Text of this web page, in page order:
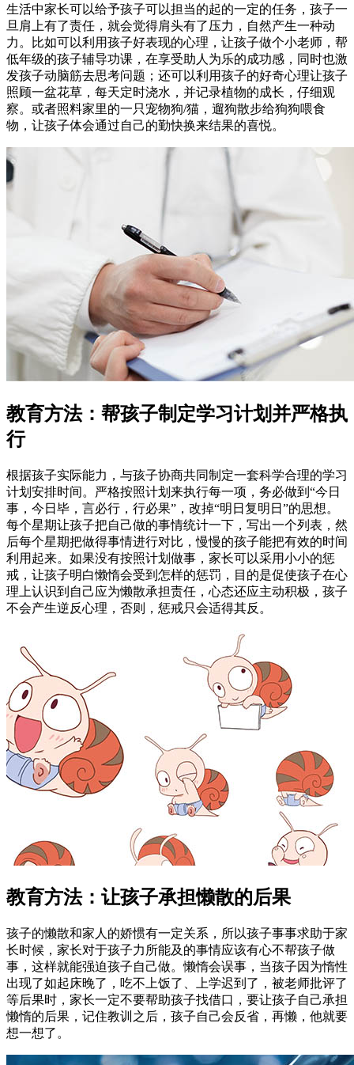
生活中家长可以给予孩子可以担当的起的一定的任务，孩子一
旦肩上有了责任，就会觉得肩头有了压力，自然产生一种动
力。比如可以利用孩子好表现的心理，让孩子做个小老师，帮
低年级的孩子辅导功课，在享受助人为乐的成功感，同时也激
发孩子动脑筋去思考问题；还可以利用孩子的好奇心理让孩子
照顾一盆花草，每天定时浇水，并记录植物的成长，仔细观
察。或者照料家里的一只宠物狗/猫，遛狗散步给狗狗喂食
物，让孩子体会通过自己的勤快换来结果的喜悦。
教育方法：帮孩子制定学习计划并严格执
行
根据孩子实际能力，与孩子协商共同制定一套科学合理的学习
计划安排时间。严格按照计划来执行每一项，务必做到“今日
事，今日毕，言必行，行必果”，改掉“明日复明日”的思想。
每个星期让孩子把自己做的事情统计一下，写出一个列表，然
后每个星期把做得事情进行对比，慢慢的孩子能把有效的时间
利用起来。如果没有按照计划做事，家长可以采用小小的惩
戒，让孩子明白懒惰会受到怎样的惩罚，目的是促使孩子在心
理上认识到自己应为懒散承担责任，心态还应主动积极，孩子
不会产生逆反心理，否则，惩戒只会适得其反。
教育方法：让孩子承担懒散的后果
孩子的懒散和家人的娇惯有一定关系，所以孩子事事求助于家
长时候，家长对于孩子力所能及的事情应该有心不帮孩子做
事，这样就能强迫孩子自己做。懒惰会误事，当孩子因为惰性
出现了如起床晚了，吃不上饭了、上学迟到了，被老师批评了
等后果时，家长一定不要帮助孩子找借口，要让孩子自己承担
懒惰的后果，记住教训之后，孩子自己会反省，再懒，他就要
想一想了。